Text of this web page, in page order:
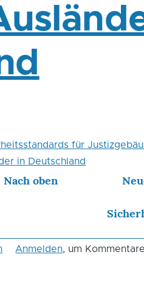
für
in Deutschland
Nach oben
Anmelden, um